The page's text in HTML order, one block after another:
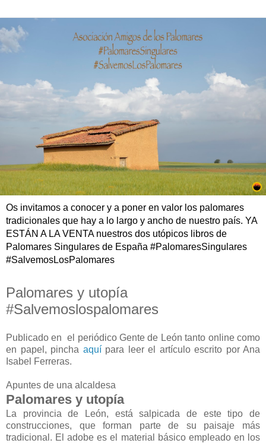
Os invitamos a conocer y a poner en valor los palomares
tradicionales que hay a lo largo y ancho de nuestro país. YA
ESTÁN A LA VENTA nuestros dos utópicos libros de
Palomares Singulares de España #PalomaresSingulares
#SalvemosLosPalomares
Palomares y utopía
#Salvemoslospalomares
Publicado en el periódico Gente de León tanto online como
en papel, pincha aquípara leer el artículo escrito por Ana
Isabel Ferreras.
Apuntes de una alcaldesa
Palomares y utopía
La provincia de León, está salpicada de este tipo de
construcciones, que forman parte de su paisaje más
tradicional. El adobe es el material básico empleado en los